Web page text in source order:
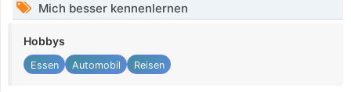
Mich besser kennenlernen
Hobbys
Essen Automobil Reisen